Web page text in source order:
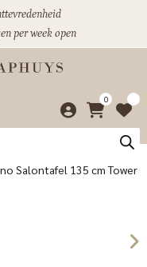
per week open
0
Salontafel 135 cm Tower